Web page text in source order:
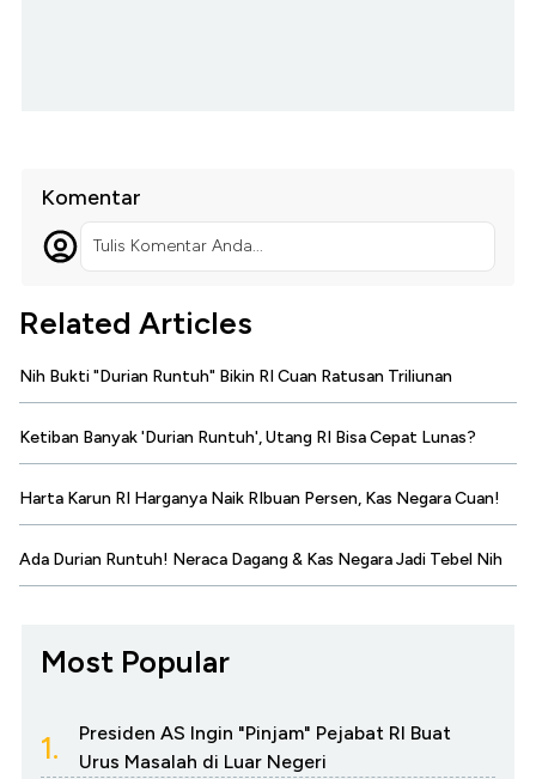
Komentar
Tulis Komentar Anda...
Related Articles
Nih Bukti "Durian Runtuh" Bikin RI Cuan Ratusan Triliunan
Ketiban Banyak 'Durian Runtuh', Utang RI Bisa Cepat Lunas?
Harta Karun RI Harganya Naik RIbuan Persen, Kas Negara Cuan!
Ada Durian Runtuh! Neraca Dagang & Kas Negara Jadi Tebel Nih
Most Popular
1.
Presiden AS Ingin "Pinjam" Pejabat RI Buat
Urus Masalah di Luar Negeri